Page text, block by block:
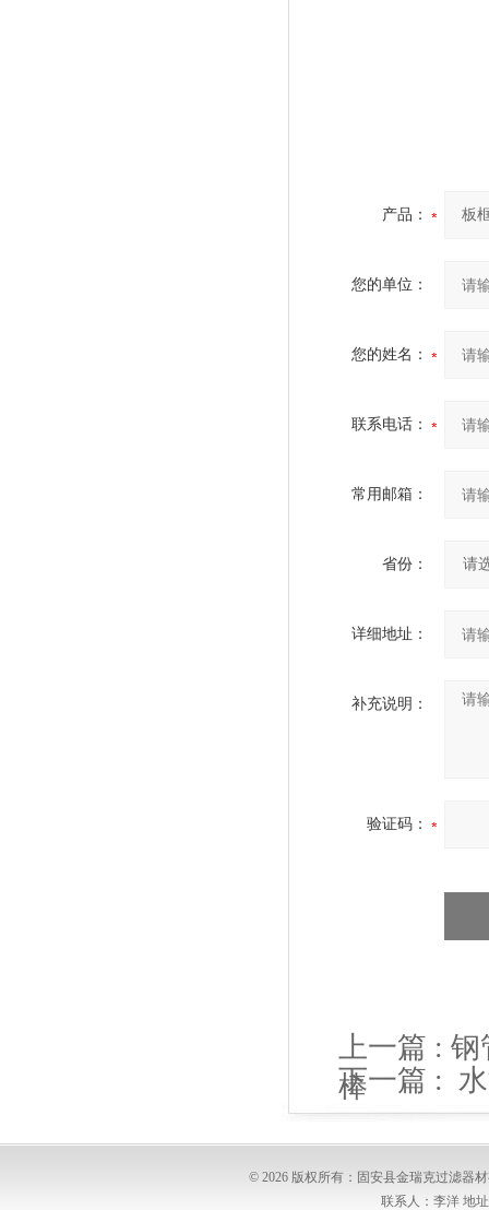
产品：
您的单位：
您的姓名：
联系电话：
常用邮箱：
省份：
详细地址：
补充说明：
验证码：
上一篇 : 钢
棒
下一篇 :
© 2026 版权所有：固安县金瑞克过滤器
联系人：李洋 地